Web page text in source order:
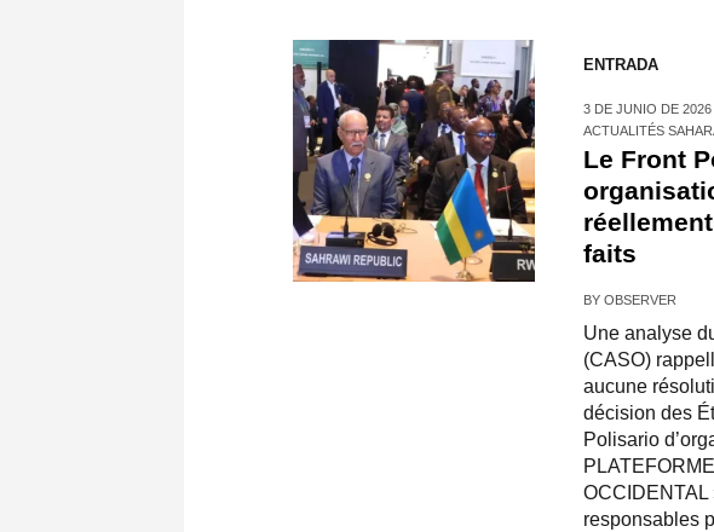
ENTRADA
3 DE JUNIO DE 2026
ACTUALITÉS
Le Front
faits
BY OBSERVER
Une analyse
(CASO)
aucune
décision des
Polisario
OCCIDENTAL
responsables